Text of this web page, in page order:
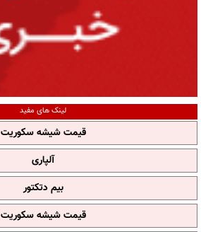
لینک های مفید
قیمت شیشه سکوریت
آلپاری
بیم دتکتور
قیمت شیشه سکوریت